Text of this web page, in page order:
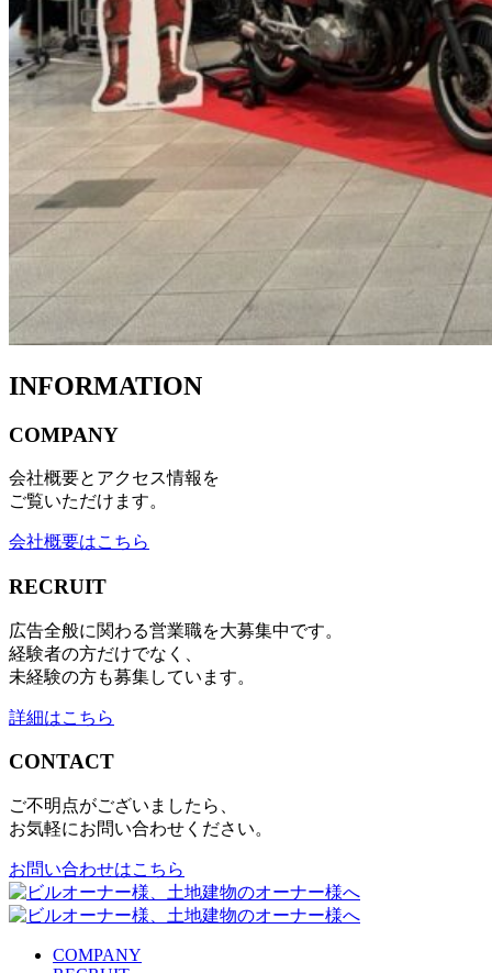
INFORMATION
COMPANY
会社概要とアクセス情報を
ご覧いただけます。
会社概要はこちら
RECRUIT
広告全般に関わる営業職を大募集中です。
経験者の方だけでなく、
未経験の方も募集しています。
詳細はこちら
CONTACT
ご不明点がございましたら、
お気軽にお問い合わせください。
お問い合わせはこちら
COMPANY